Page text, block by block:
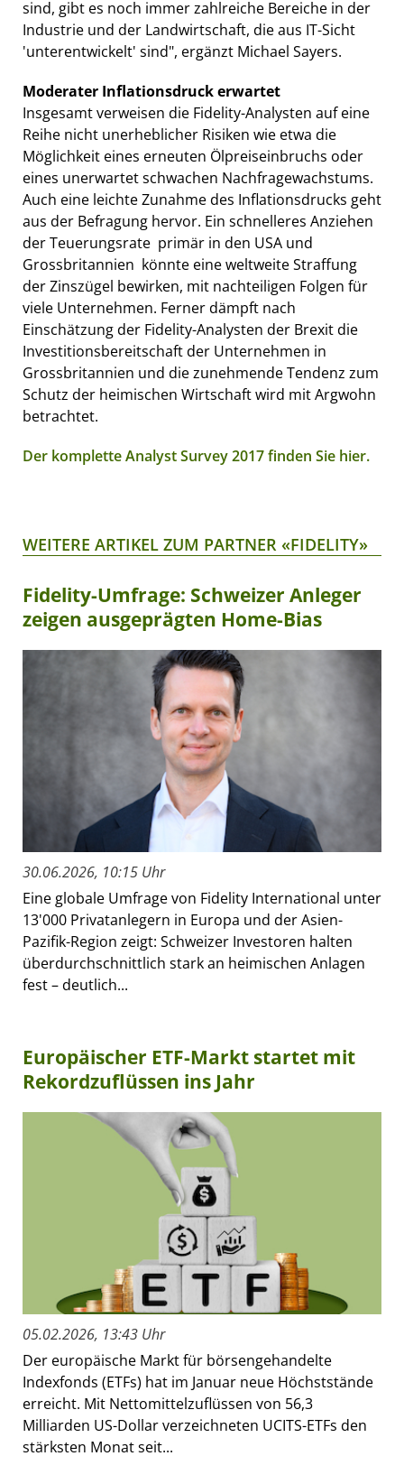
sind, gibt es noch immer zahlreiche Bereiche in der
Industrie und der Landwirtschaft, die aus IT-Sicht
'unterentwickelt' sind", ergänzt Michael Sayers.
Moderater Inflationsdruck erwartet
Insgesamt verweisen die Fidelity-Analysten auf eine
Reihe nicht unerheblicher Risiken wie etwa die
Möglichkeit eines erneuten Ölpreiseinbruchs oder
eines unerwartet schwachen Nachfragewachstums.
Auch eine leichte Zunahme des Inflationsdrucks geht
aus der Befragung hervor. Ein schnelleres Anziehen
der Teuerungsrate  primär in den USA und
Grossbritannien  könnte eine weltweite Straffung
der Zinszügel bewirken, mit nachteiligen Folgen für
viele Unternehmen. Ferner dämpft nach
Einschätzung der Fidelity-Analysten der Brexit die
Investitionsbereitschaft der Unternehmen in
Grossbritannien und die zunehmende Tendenz zum
Schutz der heimischen Wirtschaft wird mit Argwohn
betrachtet.
Der komplette Analyst Survey 2017 finden Sie hier.
WEITERE ARTIKEL ZUM PARTNER «FIDELITY»
Fidelity-Umfrage: Schweizer Anleger
zeigen ausgeprägten Home-Bias
30.06.2026, 10:15 Uhr
Eine globale Umfrage von Fidelity International unter
13'000 Privatanlegern in Europa und der Asien-
Pazifik-Region zeigt: Schweizer Investoren halten
überdurchschnittlich stark an heimischen Anlagen
fest – deutlich...
Europäischer ETF-Markt startet mit
Rekordzuflüssen ins Jahr
05.02.2026, 13:43 Uhr
Der europäische Markt für börsengehandelte
Indexfonds (ETFs) hat im Januar neue Höchststände
erreicht. Mit Nettomittelzuflüssen von 56,3
Milliarden US-Dollar verzeichneten UCITS-ETFs den
stärksten Monat seit...